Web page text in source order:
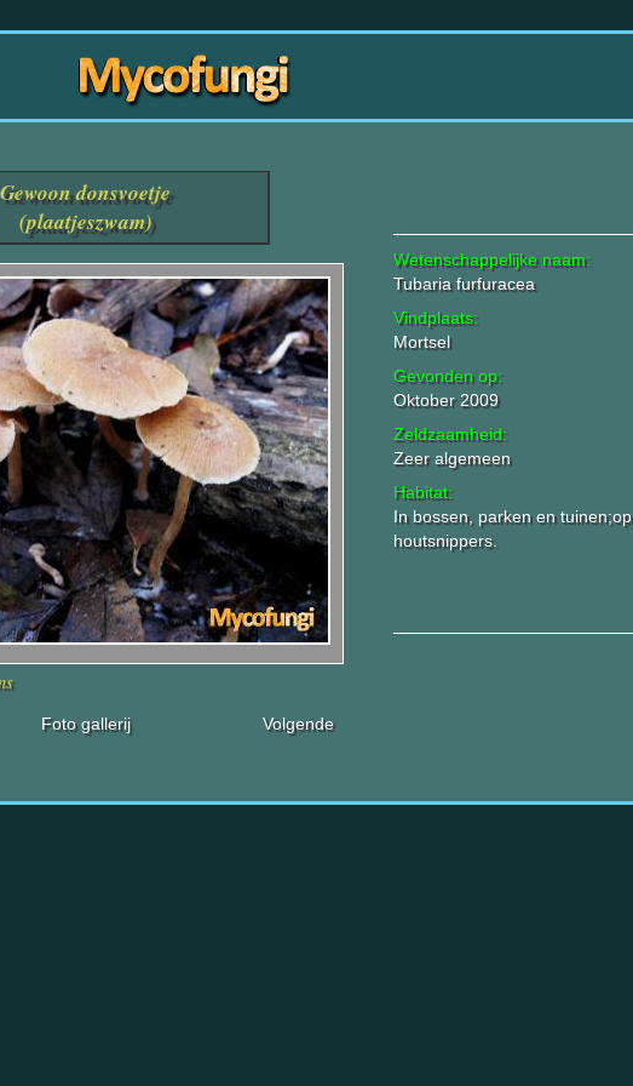
Gewoon donsvoetje
(plaatjeszwam)
Wetenschappelijke naam:
Tubaria furfuracea
Vindplaats:
Mortsel
Gevonden op:
Oktober 2009
Zeldzaamheid:
Zeer algemeen
Habitat:
In bossen, parken en tuinen;op
houtsnippers.
Volgende
Foto gallerij